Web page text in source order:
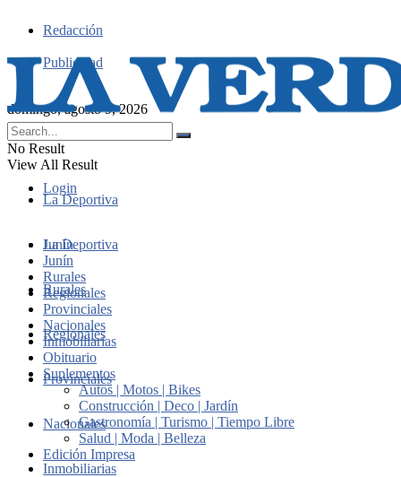
Redacción
Publicidad
domingo, agosto 9, 2026
Login
No Result
View All Result
La Deportiva
Junín
Rurales
Regionales
Provinciales
Nacionales
Inmobiliarias
La Deportiva
Junín
Rurales
Regionales
Provinciales
Nacionales
Inmobiliarias
Obituario
Suplementos
Autos | Motos | Bikes
Construcción | Deco | Jardín
Gastronomía | Turismo | Tiempo Libre
Salud | Moda | Belleza
Edición Impresa